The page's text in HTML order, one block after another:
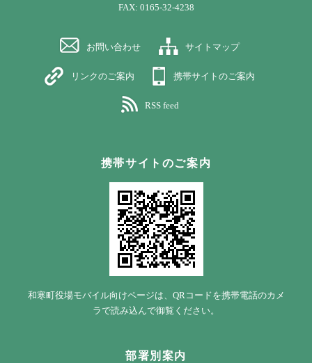
FAX: 0165-32-4238
お問い合わせ サイトマップ
リンクのご案内 携帯サイトのご案内
RSS feed
携帯サイトのご案内
和寒町役場モバイル向けページは、QRコードを携帯電話のカメ
ラで読み込んで御覧ください。
部署別案内